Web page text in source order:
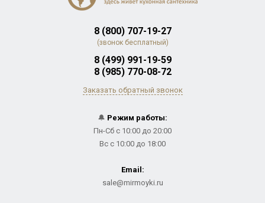
8 (800) 707-19-27
(звонок бесплатный)
8 (499) 991-19-59
8 (985) 770-08-72
Заказать обратный звонок
🔔 Режим работы:
Пн-Сб с 10:00 до 20:00
Вс с 10:00 до 18:00
Email:
sale@mirmoyki.ru